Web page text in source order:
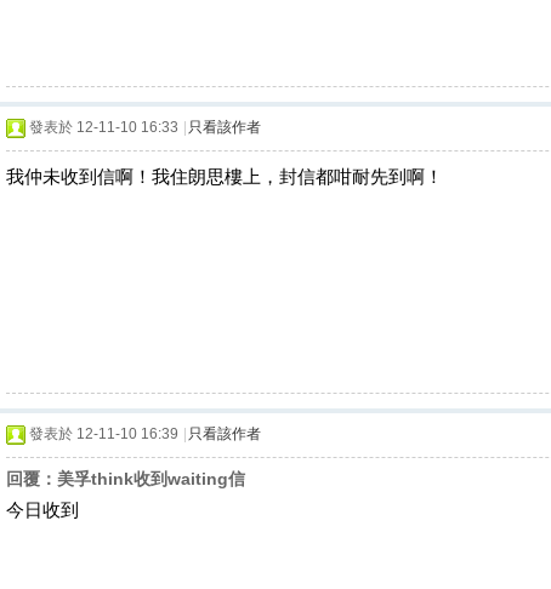
發表於 12-11-10 16:33 只看該作者
我仲未收到信啊！我住朗思樓上，封信都咁耐先到啊！
發表於 12-11-10 16:39 只看該作者
回覆：美孚think收到waiting信
今日收到